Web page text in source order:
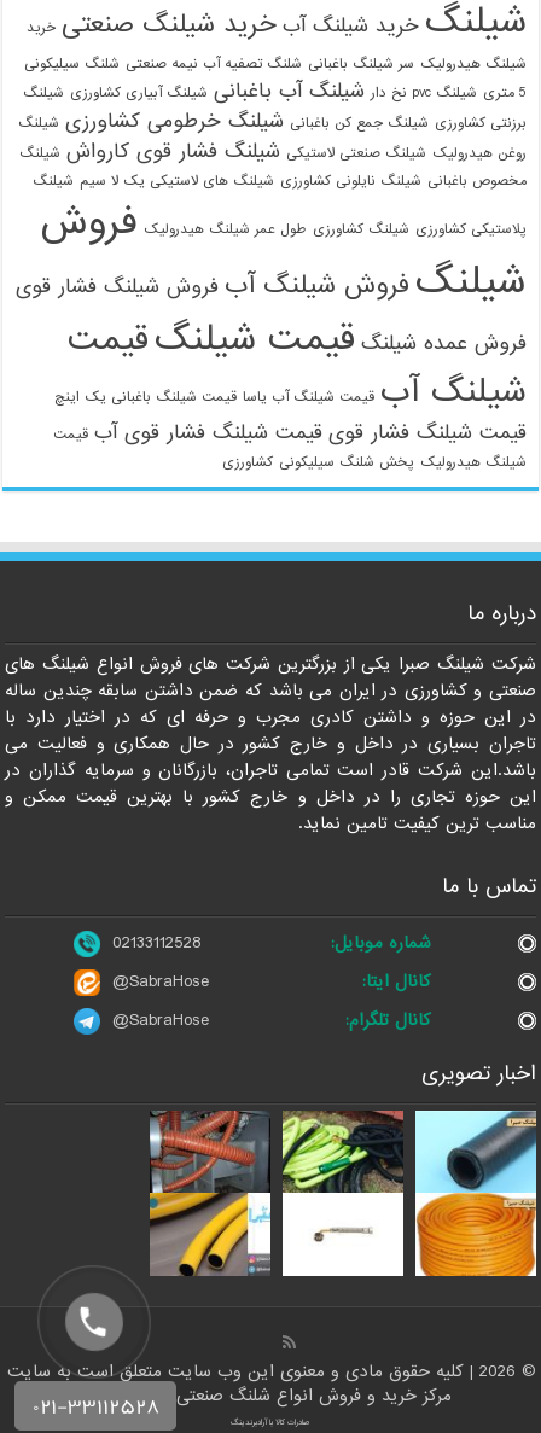
شیلنگ خرید شیلنگ آب خرید شیلنگ صنعتی خرید
شیلنگ هیدرولیک سر شیلنگ باغبانی شلنگ تصفیه آب نیمه صنعتی شلنگ سیلیکونی
5 متری
شیلنگ pvc نخ دار شیلنگ آب باغبانی شیلنگ آبیاری کشاورزی شیلنگ
برزنتی کشاورزی شیلنگ جمع کن باغبانی شیلنگ خرطومی کشاورزی شیلنگ
روغن هیدرولیک شیلنگ صنعتی لاستیکی شیلنگ فشار قوی کارواش شیلنگ
مخصوص باغبانی شیلنگ نایلونی کشاورزی شیلنگ های لاستیکی یک لا سیم شیلنگ
پلاستیکی کشاورزی شیلنگ کشاورزی طول عمر شیلنگ هیدرولیک فروش
شیلنگ فروش شیلنگ آب فروش شیلنگ فشار قوی
فروش عمده شیلنگ قیمت شیلنگقیمت
شیلنگ آب قیمت شیلنگ آب یاسا قیمت شیلنگ باغبانی یک اینچ
قیمت شیلنگ فشار قوی قیمت شیلنگ فشار قوی آب قیمت
شیلنگ هیدرولیک پخش شلنگ سیلیکونی کشاورزی
درباره ما
شرکت شیلنگ صبرا یکی از بزرگترین شرکت های فروش انواع شیلنگ های
صنعتی و کشاورزی در ایران می باشد که ضمن داشتن سابقه چندین ساله
در این حوزه و داشتن کادری مجرب و حرفه ای که در اختیار دارد با
تاجران بسیاری در داخل و خارج کشور در حال همکاری و فعالیت می
باشد.این شرکت قادر است تمامی تاجران، بازرگانان و سرمایه گذاران در
این حوزه تجاری را در داخل و خارج کشور با بهترین قیمت ممکن و
مناسب ترین کیفیت تامین نماید.
تماس با ما
شماره موبایل:
02133112528
کانال ایتا:
@SabraHose
کانال تلگرام:
@SabraHose
اخبار تصویری
© 2026 | کلیه حقوق مادی و معنوی این وب سایت متعلق است به سایت
مرکز خرید و فروش انواع شلنگ صنعتی | شلنگ من
صادرات کالا با آرادبرندینگ
021-33112528